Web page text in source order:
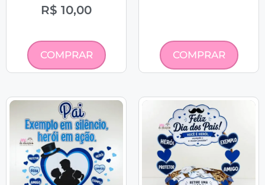
R$ 10,00
COMPRAR COMPRAR